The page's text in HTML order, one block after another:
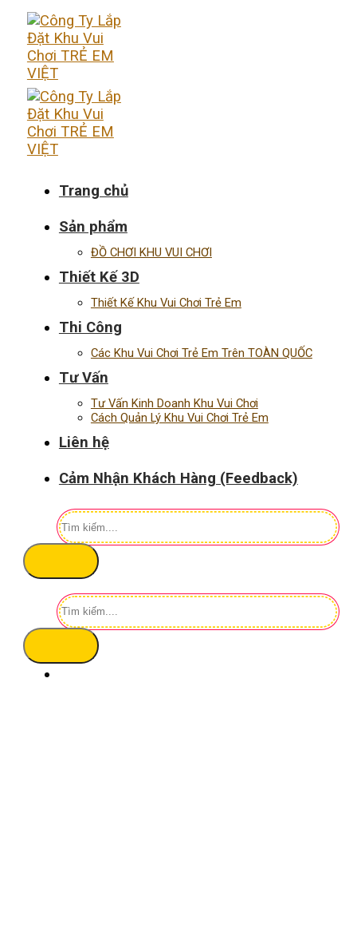
Skip
content
Trang chủ
Sản phẩm
ĐỒ CHƠI KHU VUI CHƠI
Thiết Kế 3D
Thiết Kế Khu Vui Chơi Trẻ Em
Thi Công
Các Khu Vui Chơi Trẻ Em Trên TOÀN QUỐC
Tư Vấn
Tư Vấn Kinh Doanh Khu Vui Chơi
Cách Quản Lý Khu Vui Chơi Trẻ Em
Liên hệ
Cảm Nhận Khách Hàng (Feedback)
Tìm
kiếm:
Tìm
kiếm: